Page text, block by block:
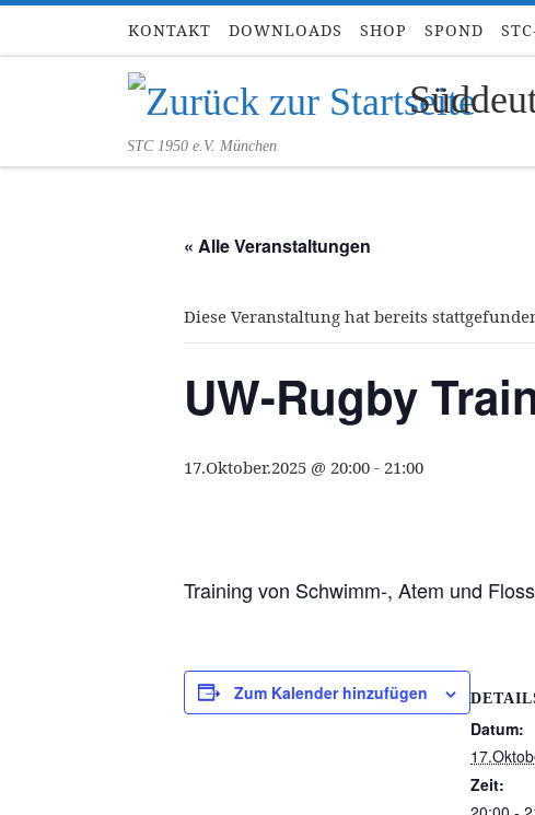
Zum Inhalt springen
KONTAKT DOWNLOADS SHOP SPOND
STC 1950 e.V. München
« Alle Veranstaltungen
Diese Veranstaltung hat bereits
UW-Rugby
17.Oktober.2025 @ 20:00 - 21:00
Training von Schwimm-, Atem und
Zum Kalender hinzufügen
Datum:
Zeit: